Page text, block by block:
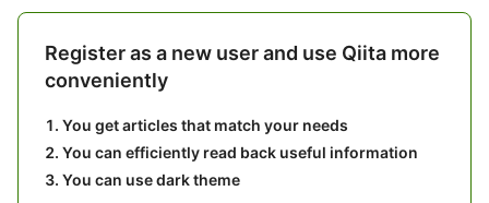
Register as a new user and use Qiita more
conveniently
You get articles that match your needs
You can efficiently read back useful information
You can use dark theme